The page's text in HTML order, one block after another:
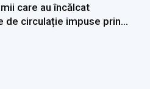
care au încălcat
de circulație impuse prin...